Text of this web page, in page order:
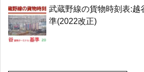
武蔵野線の貨物時刻表:越
準(2022改正)